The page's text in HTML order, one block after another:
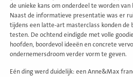
de unieke kans om onderdeel te worden
Naast de informatieve presentatie was er
tijdens een latte-art masterclass konden de
testen. De ochtend eindigde met volle
hoofden, boordevol ideeën en concrete
ondernemersdroom verder vorm te geven.
Eén ding werd duidelijk: een Anne&Max